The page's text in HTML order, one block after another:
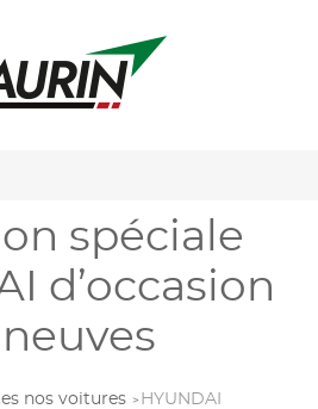
spéciale
d’occasion
nos voitures HYUNDAI